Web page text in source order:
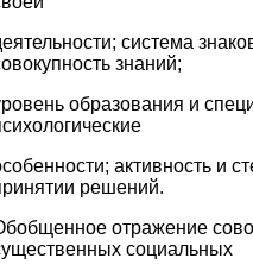
система
знаний;
образования и
активность и
решений.
отражение
социальных